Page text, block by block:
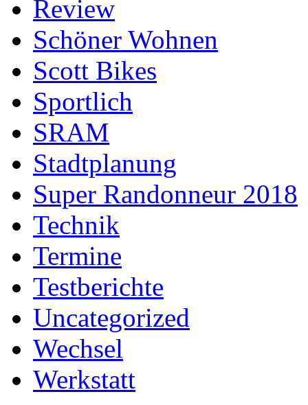
Review
Schöner Wohnen
Scott Bikes
Sportlich
SRAM
Stadtplanung
Super Randonneur 2018
Technik
Termine
Testberichte
Uncategorized
Wechsel
Werkstatt